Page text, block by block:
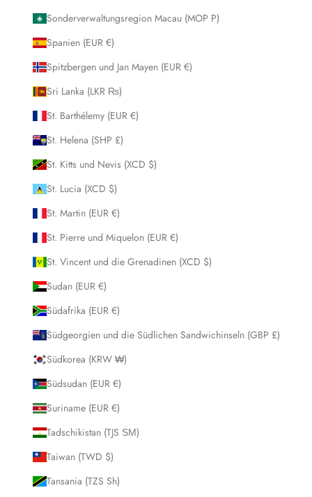
Sonderverwaltungsregion Macau (MOP P)
Spanien (EUR €)
Spitzbergen und Jan Mayen (EUR €)
Sri Lanka (LKR ₨)
St. Barthélemy (EUR €)
St. Helena (SHP £)
St. Kitts und Nevis (XCD $)
St. Lucia (XCD $)
St. Martin (EUR €)
St. Pierre und Miquelon (EUR €)
St. Vincent und die Grenadinen (XCD $)
Sudan (EUR €)
Südafrika (EUR €)
Südgeorgien und die Südlichen Sandwichinseln (GBP £)
Südkorea (KRW ₩)
Südsudan (EUR €)
Suriname (EUR €)
Tadschikistan (TJS ЅМ)
Taiwan (TWD $)
Tansania (TZS Sh)